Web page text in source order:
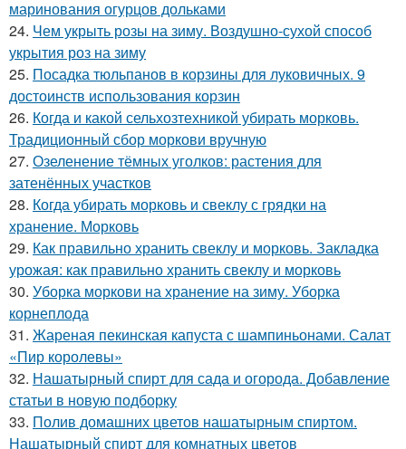
маринования огурцов дольками
24. Чем укрыть розы на зиму. Воздушно-сухой способ
укрытия роз на зиму
25. Посадка тюльпанов в корзины для луковичных. 9
достоинств использования корзин
26. Когда и какой сельхозтехникой убирать морковь.
Традиционный сбор моркови вручную
27. Озеленение тёмных уголков: растения для
затенённых участков
28. Когда убирать морковь и свеклу с грядки на
хранение. Морковь
29. Как правильно хранить свеклу и морковь. Закладка
урожая: как правильно хранить свеклу и морковь
30. Уборка моркови на хранение на зиму. Уборка
корнеплода
31. Жареная пекинская капуста с шампиньонами. Салат
«Пир королевы»
32. Нашатырный спирт для сада и огорода. Добавление
статьи в новую подборку
33. Полив домашних цветов нашатырным спиртом.
Нашатырный спирт для комнатных цветов